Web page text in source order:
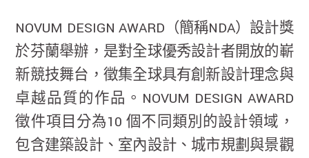
NOVUM DESIGN AWARD（簡稱NDA）設計獎
於芬蘭舉辦，是對全球優秀設計者開放的嶄
新競技舞台，徵集全球具有創新設計理念與
卓越品質的作品。NOVUM DESIGN AWARD
徵件項目分為10 個不同類別的設計領域，
包含建築設計、室內設計、城市規劃與景觀